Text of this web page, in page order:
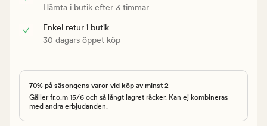
Hämta i butik efter 3 timmar
Enkel retur i butik
30 dagars öppet köp
70% på säsongens varor vid köp av minst 2
Gäller fr.o.m 15/6 och så långt lagret räcker. Kan ej kombineras
med andra erbjudanden.